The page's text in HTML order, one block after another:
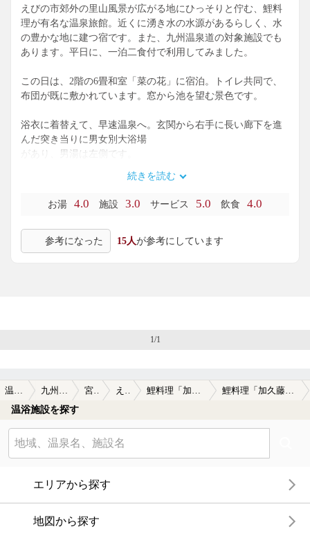
えびの市郊外の里山風景が広がる地にひっそりと佇む、鯉料
理が有名な温泉旅館。近くに湧き水の水源があるらしく、水
の豊かな地に建つ宿です。また、九州温泉道の対象施設でも
あります。平日に、一泊二食付で利用してみました。
この日は、2階の6畳和室「菜の花」に宿泊。トイレ共同で、
布団が既に敷かれています。窓から池を望む景色です。
浴衣に着替えて、早速温泉へ。玄関から右手に長い廊下を進
んだ突き当りに男女別大浴場
があり、男湯は左側です。
コインレス鍵付ロッカーとプラ籠が置かれた脱衣場には、ド
ライヤーも完備。浴室に入ると、左側に5人分のシャワー付カ
ランがある洗い場。アメニティは、ツバキ系です。
壁際に4人サイズの石造り内湯があり、無色透明の単純温泉
（源泉名: 加久藤温泉）がかけ流しにされています。泉温38.
槽からのオーバーフローもあります。不感温度帯のぬる湯に
夕食は、1階の広間で。お品書はありませんが、栄養満点の鯉
料理とプラス三品のグレードアッププランで予約。食前酒は
梅酒に始まり、モズクと蛸の酢の物、珍しい鯉の南蛮漬け、
鯉の玉子の煮付け、かぼちゃの煮物が並びます。続いて、鯉
の洗いは酢味噌で。全く臭みがなく、シコシコと歯ごたえ抜
群で生ビールがすすみます。虹鱒の塩焼と鯉のフライ甘酢餡
旨い（ただし、骨が多いので注意が必要）。牛肉の陶板焼が
出て、生ビールを追加。茶碗蒸しにご飯と味噌汁（鯉こくと
いうより、あら汁みたい）、デザートのコーヒーゼリーでお
続きを読む
お湯 4.0 施設 3.0 サービス 5.0 飲食 4.0
参考になった 15人が参考にしています
1/1
温泉TOP 九州・沖縄 宮崎県 えびの 鯉料理「加久藤温泉」 鯉料理「加久藤温泉」の口コミ一覧
温浴施設を探す
エリアから探す
地図から探す